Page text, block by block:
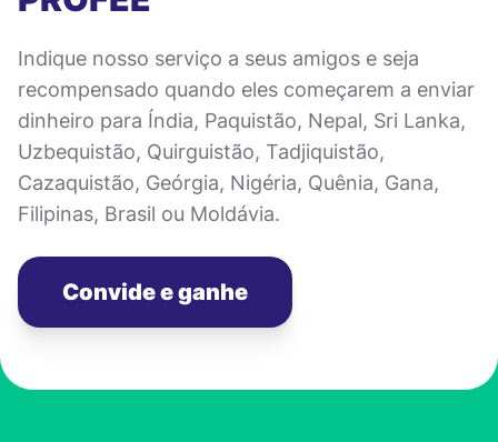
Indique nosso serviço a seus amigos e seja
recompensado quando eles começarem a enviar
dinheiro para Índia, Paquistão, Nepal, Sri Lanka,
Uzbequistão, Quirguistão, Tadjiquistão,
Cazaquistão, Geórgia, Nigéria, Quênia, Gana,
Filipinas, Brasil ou Moldávia.
Convide e ganhe